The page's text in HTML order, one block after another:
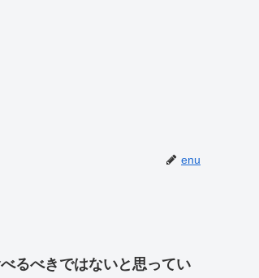
enu
るべきではないと思ってい